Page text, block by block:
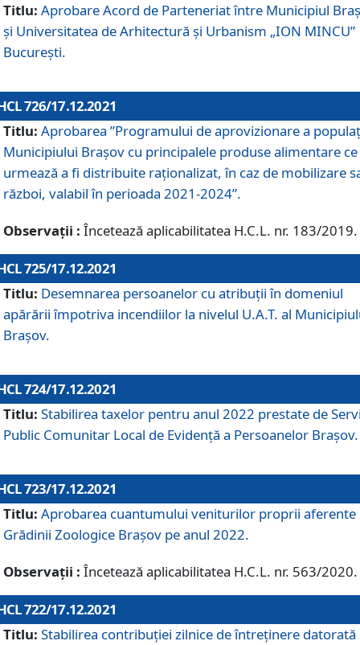
Titlu: Aprobare Acord de Parteneriat între Municipiul
și Universitatea de Arhitectură și Urbanism „ION MINCU”
București.
726/17.12.2021
Titlu: Aprobarea ”Programului de aprovizionare a
Municipiului Braşov cu principalele produse alimentare ce
urmează a fi distribuite raționalizat, în caz de mobilizare
război, valabil în perioada 2021-2024”.
Observații : Încetează aplicabilitatea H.C.L. nr. 183/2019.
725/17.12.2021
Titlu: Desemnarea persoanelor cu atribuții în domeniul
apărării împotriva incendiilor la nivelul U.A.T. al
Brașov.
724/17.12.2021
Titlu: Stabilirea taxelor pentru anul 2022 prestate de
Public Comunitar Local de Evidență a Persoanelor Braşov.
723/17.12.2021
Titlu: Aprobarea cuantumului veniturilor proprii aferente
Grădinii Zoologice Braşov pe anul 2022.
Observații : Încetează aplicabilitatea H.C.L. nr. 563/2020.
722/17.12.2021
Titlu: Stabilirea contribuţiei zilnice de întreținere datorată